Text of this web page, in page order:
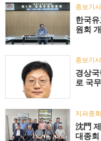
종보기사
한국
원회
종보기사
경상
로 국
지파종
沈門
대종